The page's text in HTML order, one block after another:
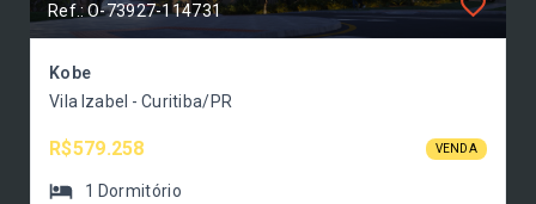
Ref.: O-73927-114731
Kobe
Vila Izabel - Curitiba/PR
R$579.258 VENDA
1 Dormitório